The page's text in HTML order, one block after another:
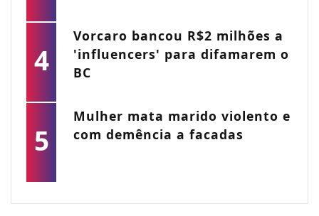
4
Vorcaro bancou R$2 milhões a
'influencers' para difamarem o
BC
5
Mulher mata marido violento e
com demência a facadas